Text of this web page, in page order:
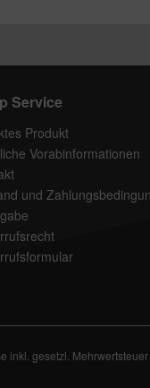
Service
Produkt
Vorabinformationen
und
inkl. gesetzl. Mehrwertsteuer